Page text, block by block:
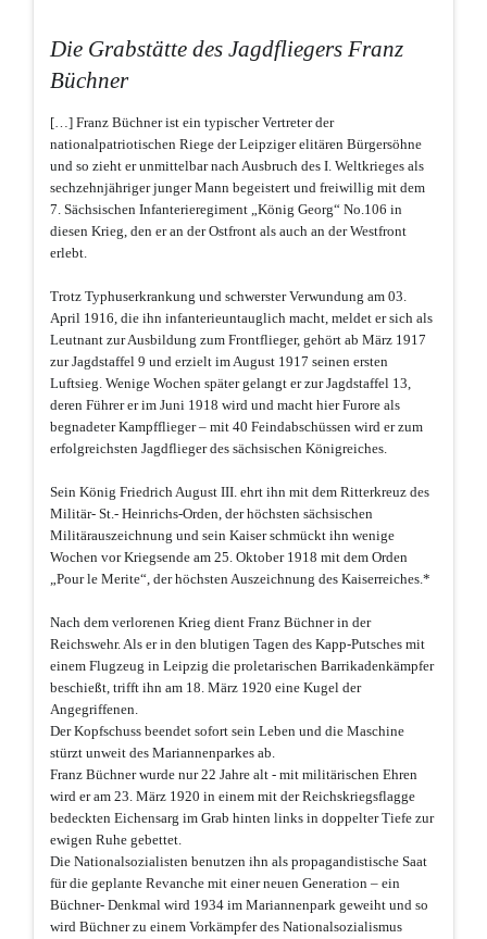
Die Grabstätte des Jagdfliegers Franz
Büchner
[…] Franz Büchner ist ein typischer Vertreter der
nationalpatriotischen Riege der Leipziger elitären Bürgersöhne
und so zieht er unmittelbar nach Ausbruch des I. Weltkrieges als
sechzehnjähriger junger Mann begeistert und freiwillig mit dem
7. Sächsischen Infanterieregiment „König Georg“ No.106 in
diesen Krieg, den er an der Ostfront als auch an der Westfront
erlebt.
Trotz Typhuserkrankung und schwerster Verwundung am 03.
April 1916, die ihn infanterieuntauglich macht, meldet er sich als
Leutnant zur Ausbildung zum Frontflieger, gehört ab März 1917
zur Jagdstaffel 9 und erzielt im August 1917 seinen ersten
Luftsieg. Wenige Wochen später gelangt er zur Jagdstaffel 13,
deren Führer er im Juni 1918 wird und macht hier Furore als
begnadeter Kampfflieger – mit 40 Feindabschüssen wird er zum
erfolgreichsten Jagdflieger des sächsischen Königreiches.
Sein König Friedrich August III. ehrt ihn mit dem Ritterkreuz des
Militär- St.- Heinrichs-Orden, der höchsten sächsischen
Militärauszeichnung und sein Kaiser schmückt ihn wenige
Wochen vor Kriegsende am 25. Oktober 1918 mit dem Orden
„Pour le Merite“, der höchsten Auszeichnung des Kaiserreiches.*
Nach dem verlorenen Krieg dient Franz Büchner in der
Reichswehr. Als er in den blutigen Tagen des Kapp-Putsches mit
einem Flugzeug in Leipzig die proletarischen Barrikadenkämpfer
beschießt, trifft ihn am 18. März 1920 eine Kugel der
Angegriffenen.
Der Kopfschuss beendet sofort sein Leben und die Maschine
stürzt unweit des Mariannenparkes ab.
Franz Büchner wurde nur 22 Jahre alt - mit militärischen Ehren
wird er am 23. März 1920 in einem mit der Reichskriegsflagge
bedeckten Eichensarg im Grab hinten links in doppelter Tiefe zur
ewigen Ruhe gebettet.
Die Nationalsozialisten benutzen ihn als propagandistische Saat
für die geplante Revanche mit einer neuen Generation – ein
Büchner- Denkmal wird 1934 im Mariannenpark geweiht und so
wird Büchner zu einem Vorkämpfer des Nationalsozialismus